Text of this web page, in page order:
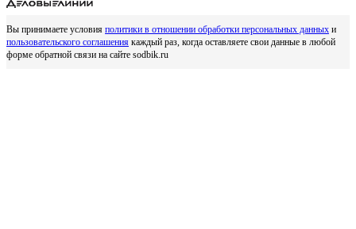
Вы принимаете условия политики в отношении обработки персональных данных и
пользовательского соглашения каждый раз, когда оставляете свои данные в любой
форме обратной связи на сайте sodbik.ru